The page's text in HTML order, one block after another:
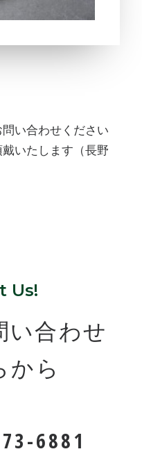
い合わせください
いたします（長野
Us!
い合わせ
から
6881